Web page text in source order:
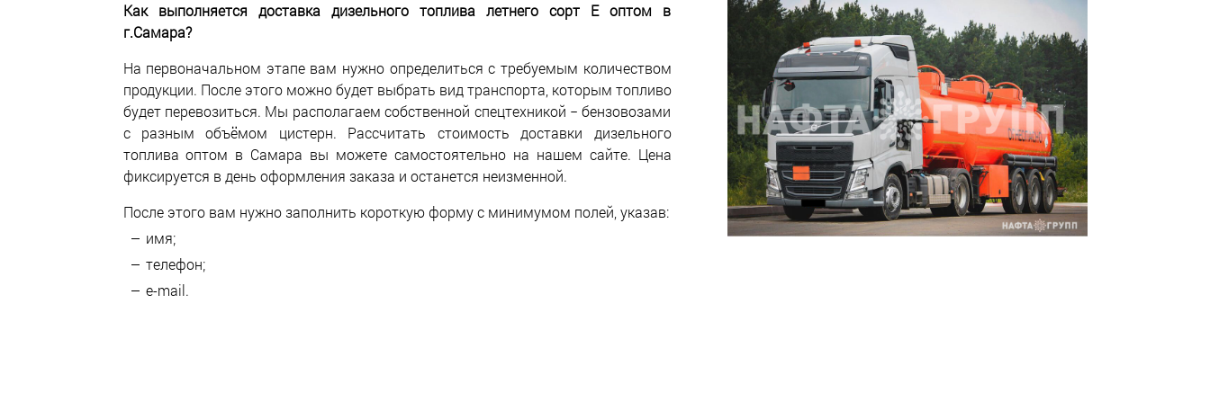
Как выполняется доставка дизельного топлива летнего сорт Е оптом в
г.Самара?
На первоначальном этапе вам нужно определиться с требуемым количеством
продукции. После этого можно будет выбрать вид транспорта, которым топливо
будет перевозиться. Мы располагаем собственной спецтехникой − бензовозами
с разным объёмом цистерн. Рассчитать стоимость доставки дизельного
топлива оптом в Самара вы можете самостоятельно на нашем сайте. Цена
фиксируется в день оформления заказа и останется неизменной.
После этого вам нужно заполнить короткую форму с минимумом полей, указав:
имя;
телефон;
e-mail.